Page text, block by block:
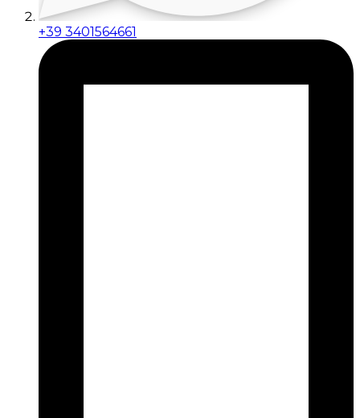
+39 3401564661